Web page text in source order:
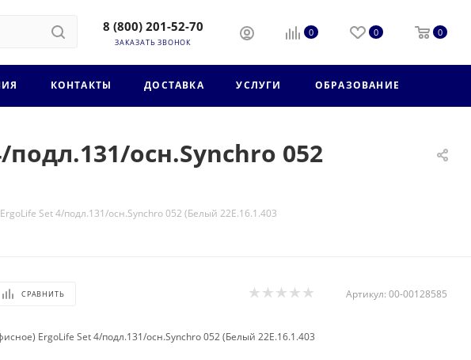
8 (800) 201-52-70
ЗАКАЗАТЬ ЗВОНОК
0 0 0
КОНТАКТЫ ДОСТАВКА УСЛУГИ ОБРАЗОВАНИЕ
осн.Synchro 052
Set 4/подл.131/осн.Synchro 052 (Белый 22E.16.1.403
СРАВНИТЬ Артикул: 00-00128585
ErgoLife Set 4/подл.131/осн.Synchro 052 (Белый 22E.16.1.403